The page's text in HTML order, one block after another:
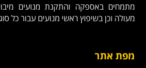
מתמחים באספקה והתקנת מנועים
מעולה וכן בשיפוץ ראשי מנועים עבור כל
מפת אתר